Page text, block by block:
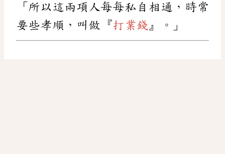
「所以這兩項人每每私自相通，時常
要些孝順，叫做『打業錢 』。」